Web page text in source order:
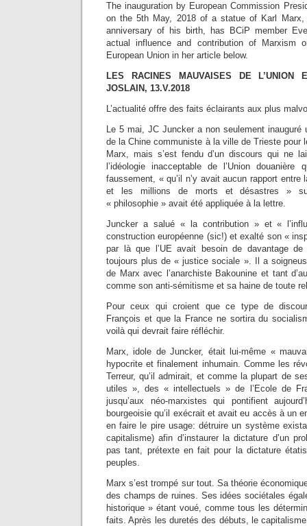
The inauguration by European Commission
on the 5th May, 2018 of a statue of Karl Marx,
anniversary of his birth, has BCiP member
actual influence and contribution of Marxism
European Union in her article below.
LES RACINES MAUVAISES DE L’UNION
JOSLAIN, 13.V.2018
L’actualité offre des faits éclairants aux plus
Le 5 mai, JC Juncker a non seulement
de la Chine communiste à la ville de Trieste pour
Marx, mais s’est fendu d’un discours qui ne
l’idéologie inacceptable de l’Union
faussement, « qu’il n’y avait aucun rapport entre
et les millions de morts et désastres »
« philosophie » avait été appliquée à la lettre.
Juncker a salué « la contribution » et «
construction européenne (sic!) et exalté son «
par là que l’UE avait besoin de davantage de
toujours plus de « justice sociale ». Il a
de Marx avec l’anarchiste Bakounine et tant
comme son anti-sémitisme et sa haine de toute
Pour ceux qui croient que ce type de
François et que la France ne sortira du
voilà qui devrait faire réfléchir.
Marx, idole de Juncker, était lui-même «
hypocrite et finalement inhumain. Comme les
Terreur, qu’il admirait, et comme la plupart de
utiles », des « intellectuels » de l’Ecole de
jusqu’aux néo-marxistes qui pontifient
bourgeoisie qu’il exécrait et avait eu accès à un
en faire le pire usage: détruire un système
capitalisme) afin d’instaurer la dictature d’un
pas tant, prétexte en fait pour la dictature
peuples.
Marx s’est trompé sur tout. Sa théorie
des champs de ruines. Ses idées sociétales
historique » étant voué, comme tous les
faits. Après les duretés des débuts, le